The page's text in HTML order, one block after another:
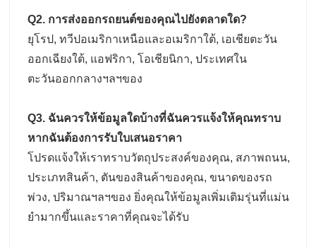
Q2. การส่งออกรถยนต์ของคุณไปยังตลาดใด?
ยุโรป, ทวีปอเมริกาเหนือและอเมริกาใต้, เอเชียตะวัน
ออกเฉียงใต้, แอฟริกา, โอเชียนิกา, ประเทศใน
ตะวันออกกลางฯลฯของ
Q3. ฉันควรให้ข้อมูลใดบ้างที่ฉันควรแจ้งให้คุณทราบ
หากฉันต้องการรับใบเสนอราคา
โปรดแจ้งให้เราทราบวัตถุประสงค์ของคุณ, สภาพถนน,
ประเภทสินค้า, ตันของสินค้าของคุณ, ขนาดของรถ
พ่วง, ปริมาณฯลฯของ ยิ่งคุณให้ข้อมูลเพิ่มเติมรุ่นที่แม่น
ยํามากขึ้นและราคาที่คุณจะได้รับ